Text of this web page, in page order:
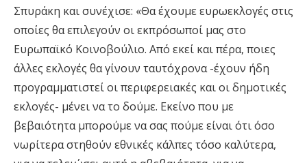
Σπυράκη και συνέχισε: «Θα έχουμε ευρωεκλογές στις
οποίες θα επιλεγούν οι εκπρόσωποί μας στο
Ευρωπαϊκό Κοινοβούλιο. Από εκεί και πέρα, ποιες
άλλες εκλογές θα γίνουν ταυτόχρονα -έχουν ήδη
προγραμματιστεί οι περιφερειακές και οι δημοτικές
εκλογές- μένει να το δούμε. Εκείνο που με
βεβαιότητα μπορούμε να σας πούμε είναι ότι όσο
νωρίτερα στηθούν εθνικές κάλπες τόσο καλύτερα,